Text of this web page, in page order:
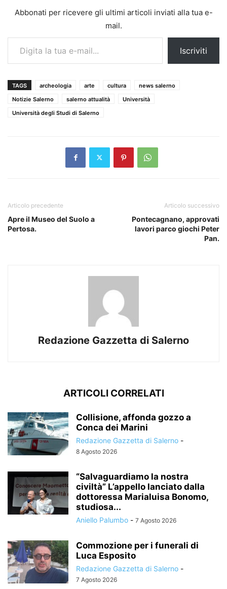
Abbonati per ricevere gli ultimi articoli inviati alla tua e-
mail.
Digita la tua e-mail...
Iscriviti
TAGS archeologia arte cultura
news salerno
Notizie Salerno
salerno attualità
Università
Università degli Studi di Salerno
Articolo precedente
Apre il Museo del Suolo a
Pertosa.
Articolo successivo
Pontecagnano, approvati
lavori parco giochi Peter
Pan.
Redazione Gazzetta di Salerno
ARTICOLI CORRELATI
Collisione, affonda gozzo a
Conca dei Marini
Redazione Gazzetta di Salerno -
8 Agosto 2026
“Salvaguardiamo la nostra
civiltà” L’appello lanciato dalla
dottoressa Marialuisa Bonomo,
studiosa...
Aniello Palumbo - 7 Agosto 2026
Commozione per i funerali di
Luca Esposito
Redazione Gazzetta di Salerno -
7 Agosto 2026